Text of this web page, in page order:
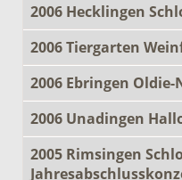
2006 Hecklingen
2006 Tiergarten
2006 Ebringen
2006 Unadingen
2005 Rimsingen